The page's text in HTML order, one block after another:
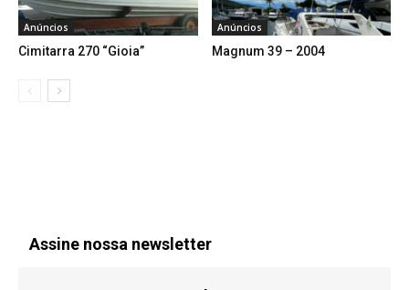
Anúncios
Cimitarra 270 “Gioia”
Anúncios
Magnum 39 – 2004
Assine nossa newsletter